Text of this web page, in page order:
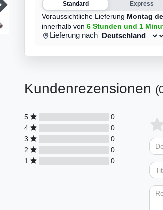
Standard
Express
Voraussichtliche Lieferung Montag
innerhalb von 6 Stunden und 1
Lieferung nach
Kundenrezensionen
5
0
4
0
3
0
2
0
1
0